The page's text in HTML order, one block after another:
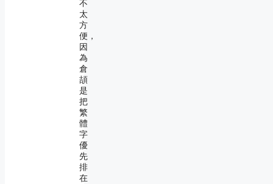
不
太
方
便，
因
為
倉
頡
是
把
繁
體
字
優
先
排
在